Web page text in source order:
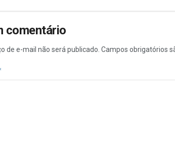
comentário
de e-mail não será publicado. Campos obrigatórios